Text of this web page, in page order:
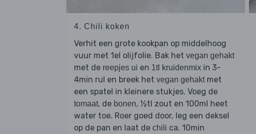
4. Chili koken
Verhit een grote kookpan op middelhoog
vuur met 1el olijfolie. Bak het vegan gehakt
met de reepjes ui en 1tl kruidenmix in 3-
4min rul en breek het vegan gehakt met
een spatel in kleinere stukjes. Voeg de
tomaat, de bonen, ½tl zout en 100ml heet
water toe. Roer goed door, leg een deksel
op de pan en laat de chili ca. 10min